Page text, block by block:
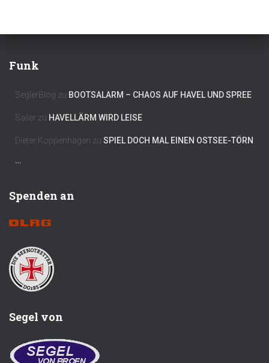
Funk
SeglerBlog zu BOOTSALARM – CHAOS AUF HAVEL UND SPREE
Sailer zu HAVELLÄRM WIRD LEISE
Dieter Koppenhagen zu SPIEL DOCH MAL EINEN OSTSEE-TÖRN
…
Spenden an
Segel von